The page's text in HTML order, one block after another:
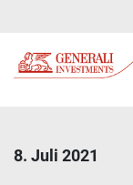
8. Juli 2021